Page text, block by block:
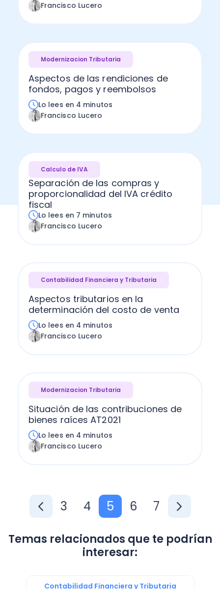
Francisco Lucero
Modernizacion Tributaria
Aspectos de las rendiciones de
fondos, pagos y reembolsos
Lo lees en 4 minutos
Francisco Lucero
Calculo de IVA
Separación de las compras y
proporcionalidad del IVA crédito
fiscal
Lo lees en 7 minutos
Francisco Lucero
Contabilidad Financiera y Tributaria
Aspectos tributarios en la
determinación del costo de venta
Lo lees en 4 minutos
Francisco Lucero
Modernizacion Tributaria
Situación de las contribuciones de
bienes raíces AT2021
Lo lees en 4 minutos
Francisco Lucero
3 4 5 6 7
Temas relacionados que te podrían
interesar:
Contabilidad Financiera y Tributaria